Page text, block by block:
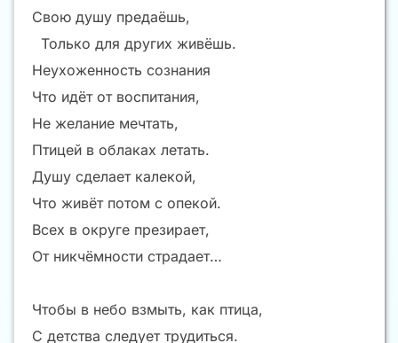
Свою душу предаёшь,
Только для других живёшь.
Неухоженность сознания
Что идёт от воспитания,
Не желание мечтать,
Птицей в облаках летать.
Душу сделает калекой,
Что живёт потом с опекой.
Всех в округе презирает,
От никчёмности страдает…
Чтобы в небо взмыть, как птица,
С детства следует трудиться.